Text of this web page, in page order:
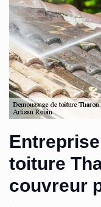
toiture
couvreur